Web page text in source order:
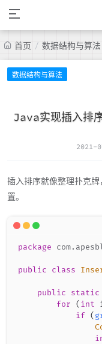
首页 / 数据结构与算法
数据结构与算法
Java实现插入排
2021-
插入排序就像整理扑克
置。
package com.
public class
public static
for
( int
if (